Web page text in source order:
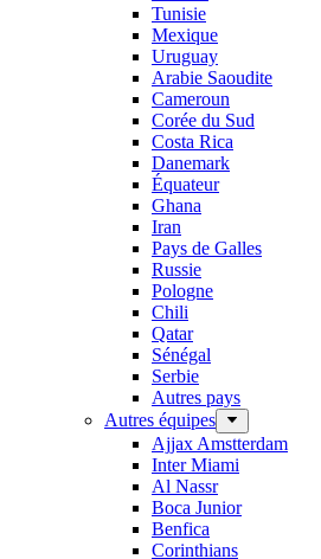
Tunisie
Mexique
Uruguay
Arabie Saoudite
Cameroun
Corée du Sud
Costa Rica
Danemark
Équateur
Ghana
Iran
Pays de Galles
Russie
Pologne
Chili
Qatar
Sénégal
Serbie
Autres pays
Autres équipes
Ajjax Amstterdam
Inter Miami
Al Nassr
Boca Junior
Benfica
Corinthians